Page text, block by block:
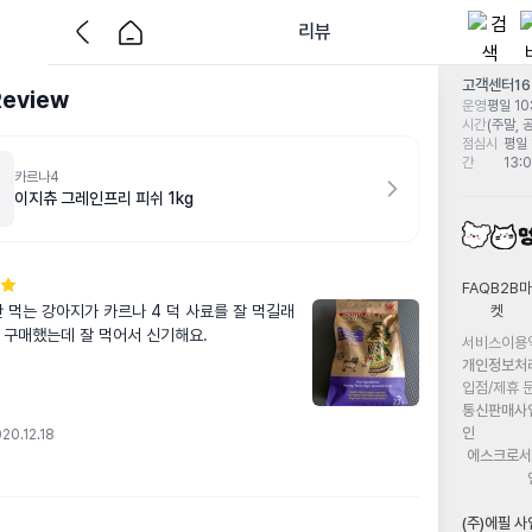
리뷰
카르나4
이지츄 그레인프리 피쉬 1kg
먹는 강아지가 카르나 4 덕 사료를 잘 먹길래
매했는데 잘 먹어서 신기해요.
고객센터
운영
시간
평일
(주말,
점심시
간
평
FAQB2B마
켓
서비스이용
개인정보처
입점/제휴
통신판매사
인
에스크로
(주)에필 사